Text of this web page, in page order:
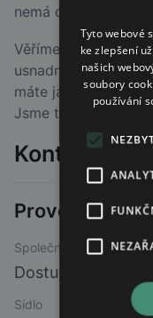
nemá cenu chodit
Věříme, že naše
usnadní
máte jakékoliv
Jsme tu pro vás!
Kontakt
Provozovatel
Společnost
Dostupnost Léků
Sídlo
Tyto webové
ke zlepšení
našich
soubory
používání